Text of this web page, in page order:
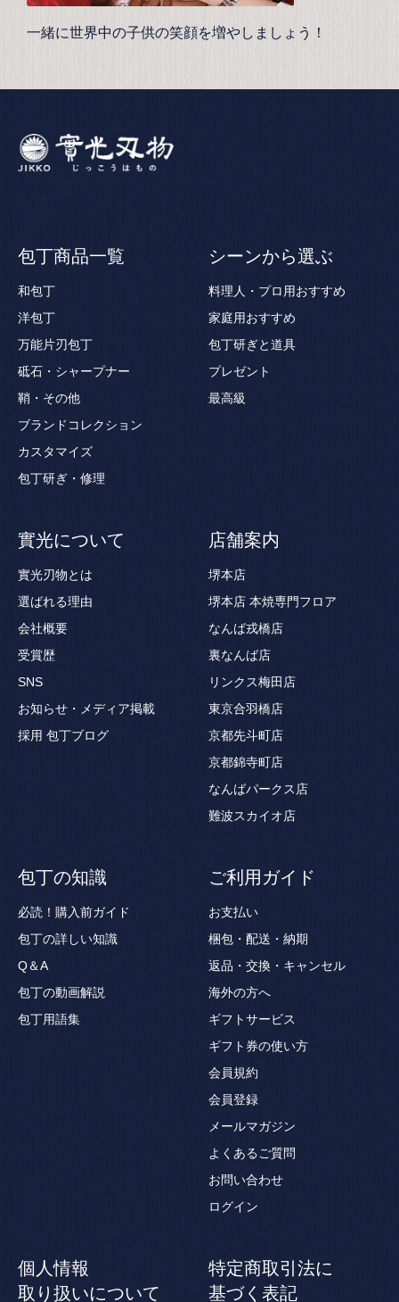
一緒に世界中の子供の笑顔を増やしましょう！
包丁商品一覧
和包丁
洋包丁
万能片刃包丁
砥石・シャープナー
鞘・その他
ブランドコレクション
カスタマイズ
包丁研ぎ・修理
シーンから選ぶ
料理人・プロ用おすすめ
家庭用おすすめ
包丁研ぎと道具
プレゼント
最高級
實光について
實光刃物とは
選ばれる理由
会社概要
受賞歴
SNS
お知らせ・メディア掲載
採用 包丁ブログ
店舗案内
堺本店
堺本店 本焼専門フロア
なんば戎橋店
裏なんば店
リンクス梅田店
東京合羽橋店
京都先斗町店
京都錦寺町店
なんばパークス店
難波スカイオ店
包丁の知識
必読！購入前ガイド
包丁の詳しい知識
Q＆A
包丁の動画解説
包丁用語集
ご利用ガイド
お支払い
梱包・配送・納期
返品・交換・キャンセル
海外の方へ
ギフトサービス
ギフト券の使い方
会員規約
会員登録
メールマガジン
よくあるご質問
お問い合わせ
ログイン
個人情報
取り扱いについて
特定商取引法に
基づく表記